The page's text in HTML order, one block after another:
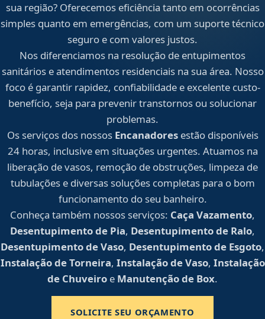
sua região? Oferecemos eficiência tanto em ocorrências
simples quanto em emergências, com um suporte técnico
seguro e com valores justos.
Nos diferenciamos na resolução de entupimentos
sanitários e atendimentos residenciais na sua área. Nosso
foco é garantir rapidez, confiabilidade e excelente custo-
benefício, seja para prevenir transtornos ou solucionar
problemas.
Os serviços dos nossos Encanadoresestão disponíveis
24 horas, inclusive em situações urgentes. Atuamos na
liberação de vasos, remoção de obstruções, limpeza de
tubulações e diversas soluções completas para o bom
funcionamento do seu banheiro.
Conheça também nossos serviços: Caça Vazamento,
Desentupimento de Pia, Desentupimento de Ralo,
Desentupimento de Vaso, Desentupimento de Esgoto,
Instalação de Torneira, Instalação de Vaso, Instalação
de Chuveiro e Manutenção de Box.
SOLICITE SEU ORÇAMENTO